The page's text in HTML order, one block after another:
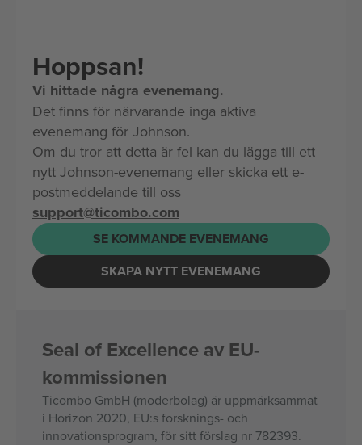
Hoppsan!
Vi hittade några evenemang.
Det finns för närvarande inga aktiva
evenemang för Johnson.
Om du tror att detta är fel kan du lägga till ett
nytt Johnson-evenemang eller skicka ett e-
postmeddelande till oss
support@ticombo.com
SE KOMMANDE EVENEMANG
SKAPA NYTT EVENEMANG
Seal of Excellence av EU-
kommissionen
Ticombo GmbH (moderbolag) är uppmärksammat
i Horizon 2020, EU:s forsknings- och
innovationsprogram, för sitt förslag nr 782393.